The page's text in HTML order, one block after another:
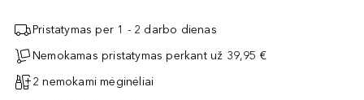
Pristatymas per 1 - 2 darbo dienas
Nemokamas pristatymas perkant už 39,95 €
2 nemokami mėginėliai